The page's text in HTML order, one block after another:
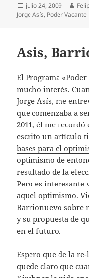
Publicado
el
julio 24, 2009
Jorge Asís, Poder Vacante
Asis,
El Programa «Poder
mucho interés.
Jorge Asís, me
que comenzaba a
2011, él me recordó
escrito un artículo
bases para el
optimismo de
resultado de la
Pero es interesante
aquel optimismo.
Barrionuevo sobre
y su propuesta de
en el futuro.
Espero que de la
quede claro que